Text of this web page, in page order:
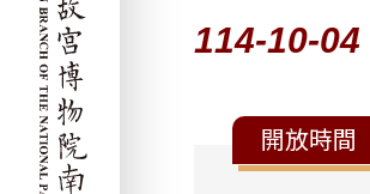
114-10-04
開放時間